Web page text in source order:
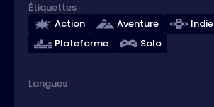
Étiquettes
Action
Aventure
Indie
Plateforme
Solo
Langues